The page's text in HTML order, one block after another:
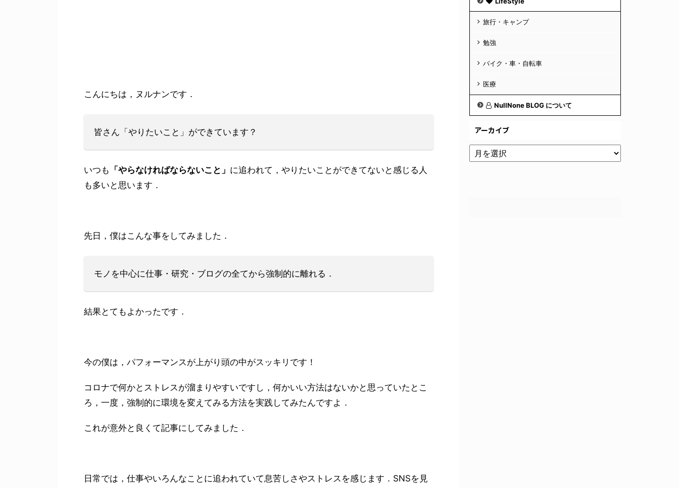
こんにちは，ヌルナンです．
皆さん「やりたいこと」ができています？
いつも 「やらなければならないこと」 に追われて，やりたいことができてないと感じる人
も多いと思います．
先日，僕はこんな事をしてみました．
モノを中心に仕事・研究・ブログの全てから強制的に離れる．
結果とてもよかったです．
今の僕は，パフォーマンスが上がり頭の中がスッキリです！
コロナで何かとストレスが溜まりやすいですし，何かいい方法はないかと思っていたとこ
ろ，一度，強制的に環境を変えてみる方法を実践してみたんですよ．
これが意外と良くて記事にしてみました．
日常では，仕事やいろんなことに追われていて息苦しさやストレスを感じます．SNSを見
旅行・キャンプ
勉強
バイク・車・自転車
医療
NullNone BLOG について
アーカイブ